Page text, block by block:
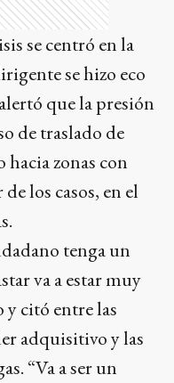
se hizo eco
que la presión
de traslado de
zonas con
los casos, en el
tenga un
va a estar muy
citó entre las
adquisitivo y las
“Va a ser un
solo para los
comercios y la